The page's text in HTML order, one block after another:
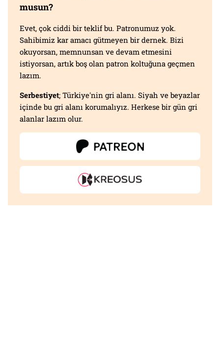
musun?
Evet, çok ciddi bir teklif bu. Patronumuz yok.
Sahibimiz kar amacı gütmeyen bir dernek. Bizi
okuyorsan, memnunsan ve devam etmesini
istiyorsan, artık boş olan patron koltuğuna geçmen
lazım.
Serbestiyet; Türkiye'nin gri alanı. Siyah ve beyazlar
içinde bu gri alanı korumalıyız. Herkese bir gün gri
alanlar lazım olur.